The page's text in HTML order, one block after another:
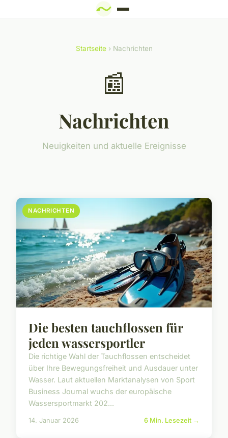
Startseite› Nachrichten
📰
Nachrichten
Neuigkeiten und aktuelle Ereignisse
NACHRICHTEN
Die besten tauchflossen für
jeden wassersportler
Die richtige Wahl der Tauchflossen entscheidet
über Ihre Bewegungsfreiheit und Ausdauer unter
Wasser. Laut aktuellen Marktanalysen von Sport
Business Journal wuchs der europäische
Wassersportmarkt 202...
14. Januar 2026 6 Min. Lesezeit →